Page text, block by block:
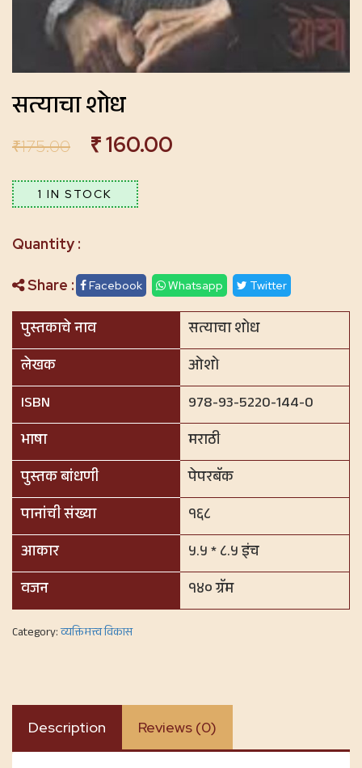
सत्याचा शोध
₹175.00 ₹160.00
1 IN STOCK
Share : Facebook Whatsapp Twitter
पुस्तकाचे नाव
सत्याचा शोध
लेखक
ओशो
ISBN
978-93-5220-144-0
भाषा
मराठी
पुस्तक बांधणी
पेपरबॅक
पानांची संख्या
१६८
आकार
५.५ * ८.५ इंच
वजन
१४० ग्रॅम
Category:व्यक्तिमत्त्व विकास
Description Reviews (0)